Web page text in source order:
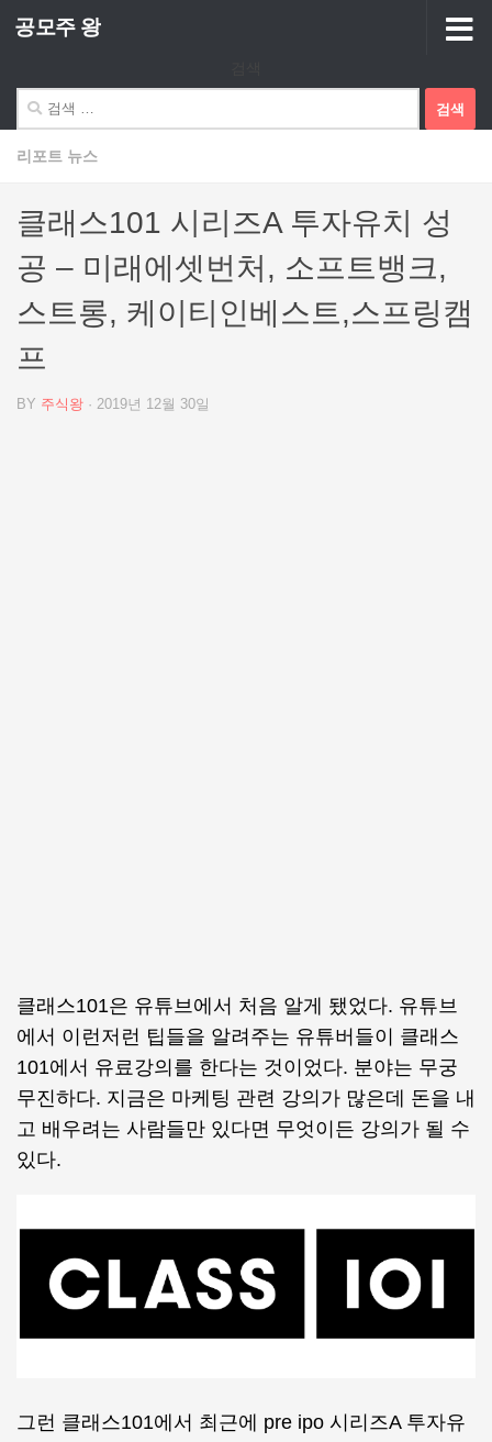
Skip to content
공모주 왕
색:
리포트 뉴스
클래스101 시리즈A 투자유치 성
공 – 미래에셋번처, 소프트뱅크,
스트롱, 케이티인베스트,스프링캠
프
BY 주식왕 · 2019년 12월 30일
클래스101은 유튜브에서 처음 알게 됐었다. 유튜브
에서 이런저런 팁들을 알려주는 유튜버들이 클래스
101에서 유료강의를 한다는 것이었다. 분야는 무궁
무진하다. 지금은 마케팅 관련 강의가 많은데 돈을 내
고 배우려는 사람들만 있다면 무엇이든 강의가 될 수
있다.
그런 클래스101에서 최근에 pre ipo 시리즈A 투자유